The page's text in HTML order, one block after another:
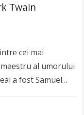
Twain
cei mai
al umorului
a fost Samuel